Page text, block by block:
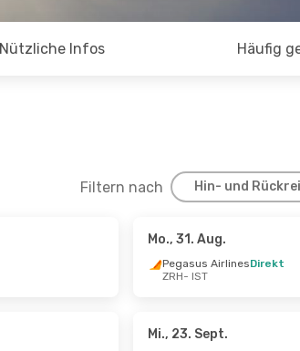
Nützliche Infos Häufig
Filtern nach Hin- und
Mo., 31. Aug.
Pegasus AirlinesDirekt
ZRH- IST
Mi., 23. Sept.